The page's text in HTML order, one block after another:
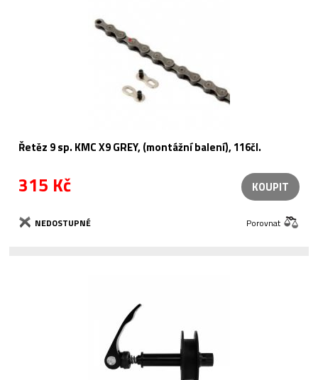
Řetěz 9 sp. KMC X9 GREY, (montážní balení), 116čl.
315 Kč KOUPIT
NEDOSTUPNÉ Porovnat